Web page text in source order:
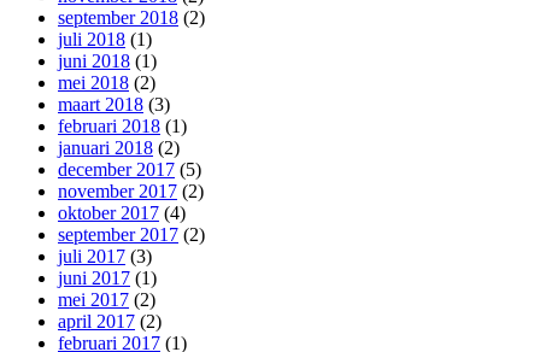
september 2018 (2)
juli 2018 (1)
juni 2018 (1)
mei 2018 (2)
maart 2018 (3)
februari 2018 (1)
januari 2018 (2)
december 2017 (5)
november 2017 (2)
oktober 2017 (4)
september 2017 (2)
juli 2017 (3)
juni 2017 (1)
mei 2017 (2)
april 2017 (2)
februari 2017 (1)